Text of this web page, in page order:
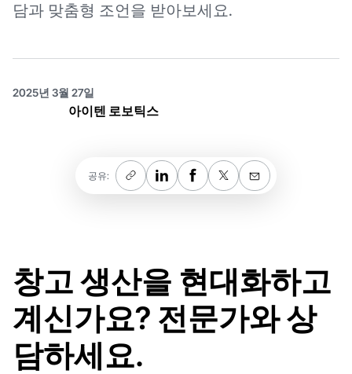
담과 맞춤형 조언을 받아보세요.
2025년 3월 27일
아이텐 로보틱스
공유:
창고 생산을 현대화하고
계신가요? 전문가와 상
담하세요.